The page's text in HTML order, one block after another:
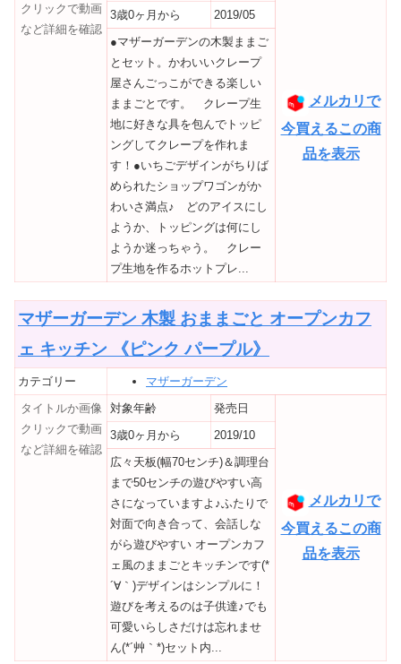
クリックで動画
など詳細を確認
メルカリで
今買えるこの商
品を表示
3歳0ヶ月から
2019/05
●マザーガーデンの木製ままご
とセット。かわいいクレープ
屋さんごっこができる楽しい
ままごとです。 クレープ生
地に好きな具を包んでトッピ
ングしてクレープを作れま
す！●いちごデザインがちりば
められたショップワゴンがか
わいさ満点♪ どのアイスにし
ようか、トッピングは何にし
ようか迷っちゃう。 クレー
プ生地を作るホットプレ...
マザーガーデン 木製 おままごと オープンカフ
ェ キッチン 《ピンク パープル》
カテゴリー
マザーガーデン
タイトルか画像
クリックで動画
など詳細を確認
対象年齢 発売日
メルカリで
今買えるこの商
品を表示
3歳0ヶ月から
2019/10
広々天板(幅70センチ)＆調理台
まで50センチの遊びやすい高
さになっていますよ♪ふたりで
対面で向き合って、会話しな
がら遊びやすい オープンカフ
ェ風のままごとキッチンです(*
´∀｀)デザインはシンプルに！
遊びを考えるのは子供達♪でも
可愛いらしさだけは忘れませ
ん(*´艸｀*)セット内...